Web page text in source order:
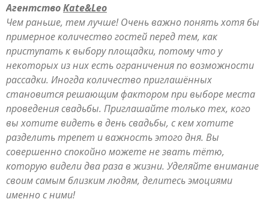
АгентствоKate&Leo
Чем раньше, тем лучше! Очень важно понять хотя бы
примерное количество гостей перед тем, как
приступать к выбору площадки, потому что у
некоторых из них есть ограничения по возможности
рассадки. Иногда количество приглашённых
становится решающим фактором при выборе места
проведения свадьбы. Приглашайте только тех, кого
вы хотите видеть в день свадьбы, с кем хотите
разделить трепет и важность этого дня. Вы
совершенно спокойно можете не звать тётю,
которую видели два раза в жизни. Уделяйте внимание
своим самым близким людям, делитесь эмоциями
именно с ними!